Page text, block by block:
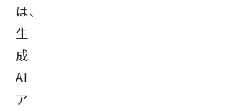
は、
生
成
AI
ア